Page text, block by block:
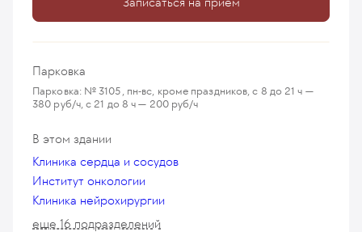
Парковка
Парковка: № 3105, пн-вс, кроме праздников, с 8 до 21 ч —
380 руб/ч, с 21 до 8 ч — 200 руб/ч
В этом здании
Клиника сердца и сосудов
Институт онкологии
Клиника нейрохирургии
еще 16 подразделений